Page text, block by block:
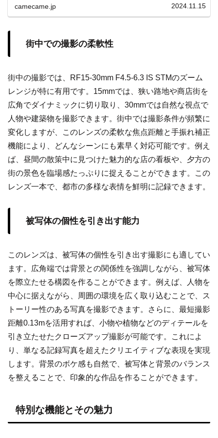
camecame.jp 2024.11.15
街中での撮影の柔軟性
街中の撮影では、RF15-30mm F4.5-6.3 IS STMのズーム
レンジが特に有用です。15mmでは、狭い路地や商店街を
広角でダイナミックに切り取り、30mmでは自然な視点で
人物や建築物を撮影できます。街中では撮影条件が頻繁に
変化しますが、このレンズの柔軟な焦点距離と手振れ補正
機能により、どんなシーンにも素早く対応可能です。例え
ば、昼間の散策中に見つけた魅力的な店の看板や、夕方の
街の景色を臨場感たっぷりに捉えることができます。この
レンズ一本で、都市の多様な表情を鮮明に記録できます。
被写体の個性を引き出す能力
このレンズは、被写体の個性を引き出す撮影にも適してい
ます。広角端では背景との関係性を強調しながら、被写体
を際立たせる構図を作ることができます。例えば、人物を
中心に据えながら、周囲の環境を広く取り込むことで、ス
トーリー性のある写真を撮影できます。さらに、最短撮影
距離0.13mを活用すれば、小物や植物などのディテールを
引き立たせたクローズアップ撮影が可能です。これによ
り、単なる記録写真を超えたクリエイティブな表現を実現
します。背景のボケ感も自然で、被写体と背景のバランス
を整えることで、印象的な作品を作ることができます。
特別な機能とその魅力